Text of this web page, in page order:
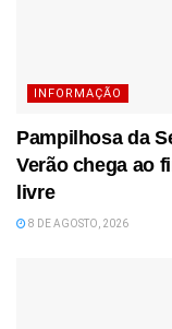
INFORMAÇÃO
Pampilhosa da
Verão chega ao
livre
8 DE AGOSTO, 2026